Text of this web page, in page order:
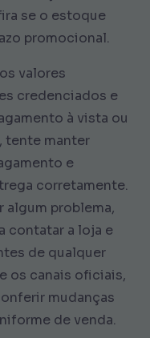
se o estoque
promocional.
valores
credenciados e
à vista ou
tente manter
e
corretamente.
algum problema,
contatar a loja e
de qualquer
os canais oficiais,
mudanças
de venda.